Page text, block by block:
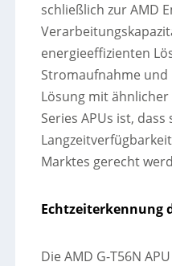
schließlich zur AMD
energieeffizienten
Stromaufnahme und
Lösung mit
Series APUs ist,
Marktes gerecht
Echtzeiterkennung
Die AMD G-T56N